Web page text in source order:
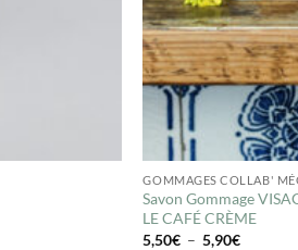
GOMMAGES COLLAB'
Savon Gommage
LE CAFÉ CRÈME
5,50€ – 5,90€Plage